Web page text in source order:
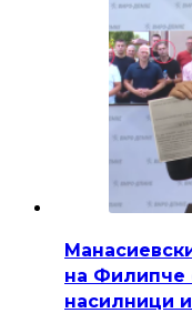
на Филипче
насилници